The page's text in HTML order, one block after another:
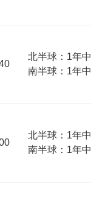
北半球：1年中
南半球：1年中
北半球：1年中
南半球：1年中